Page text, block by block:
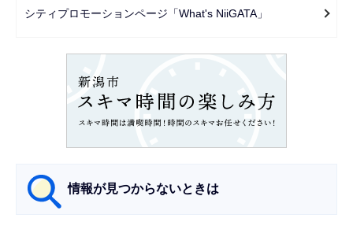
ーシティプロモーションページ「What's NiiGATA」
情報が見つからないときは